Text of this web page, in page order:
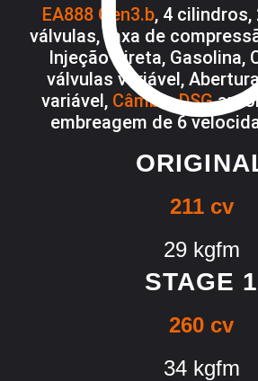
EA888 Gen3.b, 4 cilindros,
válvulas, taxa de
Injeção direta, Gasolina,
válvulas variável,
variável, Câmbio DSG
embreagem de 6
211 cv
29 kgfm
STAGE 1
260 cv
34 kgfm